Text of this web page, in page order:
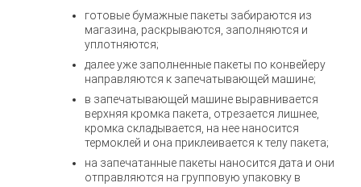
готовые бумажные пакеты забираются из
магазина, раскрываются, заполняются и
уплотняются;
далее уже заполненные пакеты по конвейеру
направляются к запечатывающей машине;
в запечатывающей машине выравнивается
верхняя кромка пакета, отрезается лишнее,
кромка складывается, на нее наносится
термоклей и она приклеивается к телу пакета;
на запечатанные пакеты наносится дата и они
отправляются на групповую упаковку в